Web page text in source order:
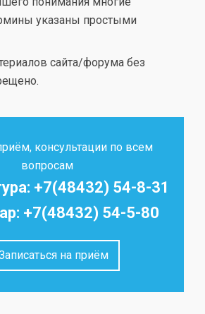
указаны простыми
сайта/форума без
консультации по всем
вопросам
+7(48432) 54-8-31
+7(48432) 54-5-80
на приём